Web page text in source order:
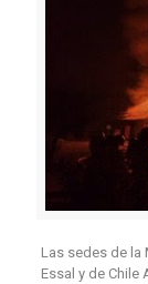
Las sedes de la
Essal y de